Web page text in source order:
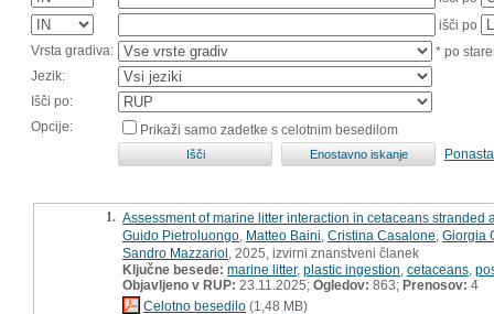
išči po
Vrsta gradiva:
* po
Jezik:
Išči po:
Opcije:
Prikaži samo zadetke s celotnim besedilom
1. Assessment of marine litter interaction in cetaceans
Guido Pietroluongo Matteo Baini Cristina Casalone Giorgia
Sandro Mazzariol , 2025, izvirni znanstveni članek
Ključne besede: marine litter, plastic ingestion cetaceans
Objavljeno v RUP: 23.11.2025; Ogledov: 863; Prenosov: 4
Celotno besedilo (1,48 MB)